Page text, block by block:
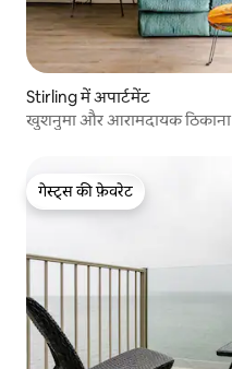
Stirling में अपार्टमेंट
खुशनुमा और आरामदायक ठिकाना
गेस्ट्स की फ़ेवरेट
गेस्ट्स की फ़ेवरेट